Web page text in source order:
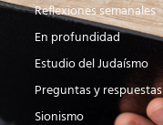
Reflexiones semanales
En profundidad
Estudio del Judaísmo
Preguntas y respuestas
Sionismo